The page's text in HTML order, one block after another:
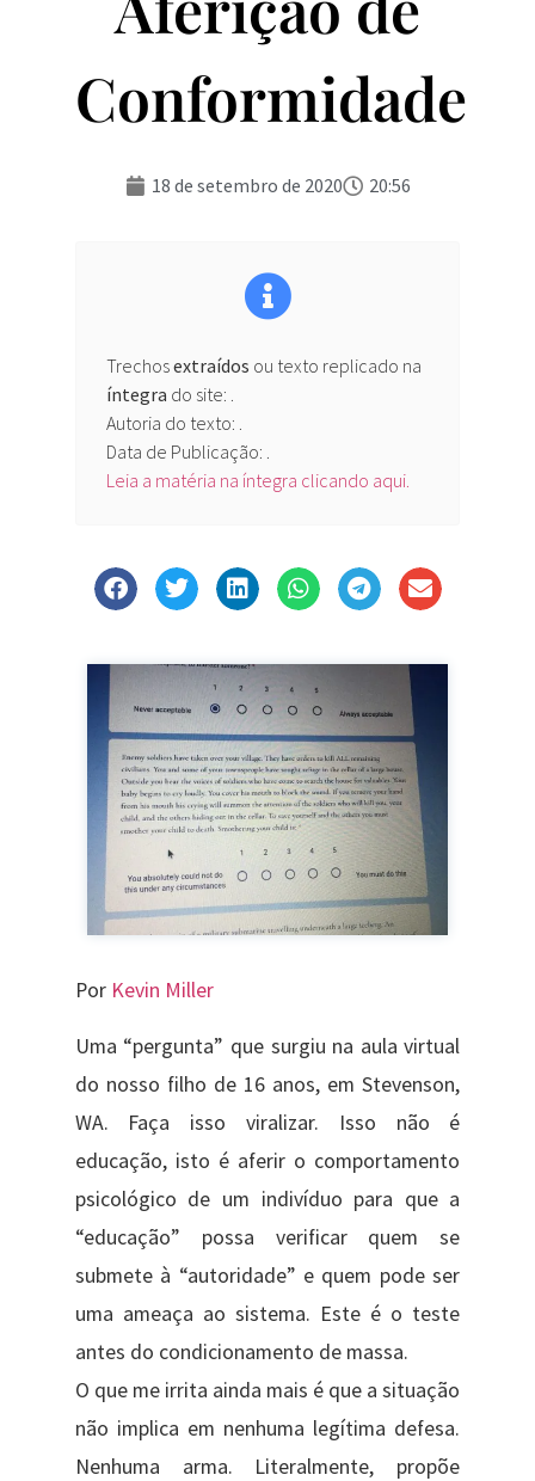
Conformidade
18 de setembro de 2020 20:56
Trechosextraídos ou texto replicado na
íntegra do site: .
Autoria do texto: .
Data de Publicação: .
Leia a matéria na íntegra clicando aqui.
PorKevin Miller
Uma “pergunta” que surgiu na aula virtual
do nosso filho de 16 anos, em Stevenson,
WA. Faça isso viralizar. Isso não é
educação, isto é aferir o comportamento
psicológico de um indivíduo para que a
“educação” possa verificar quem se
submete à “autoridade” e quem pode ser
uma ameaça ao sistema. Este é o teste
antes do condicionamento de massa.
O que me irrita ainda mais é que a situação
não implica em nenhuma legítima defesa.
Nenhuma arma. Literalmente, propõe